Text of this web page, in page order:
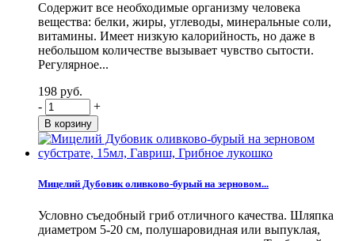
Содержит все необходимые организму человека
вещества: белки, жиры, углеводы, минеральные соли,
витамины. Имеет низкую калорийность, но даже в
небольшом количестве вызывает чувство сытости.
Регулярное...
198 руб.
-
+
Мицелий Дубовик оливково-бурый на зерновом...
Условно съедобный гриб отличного качества. Шляпка
диаметром 5-20 см, полушаровидная или выпуклая,